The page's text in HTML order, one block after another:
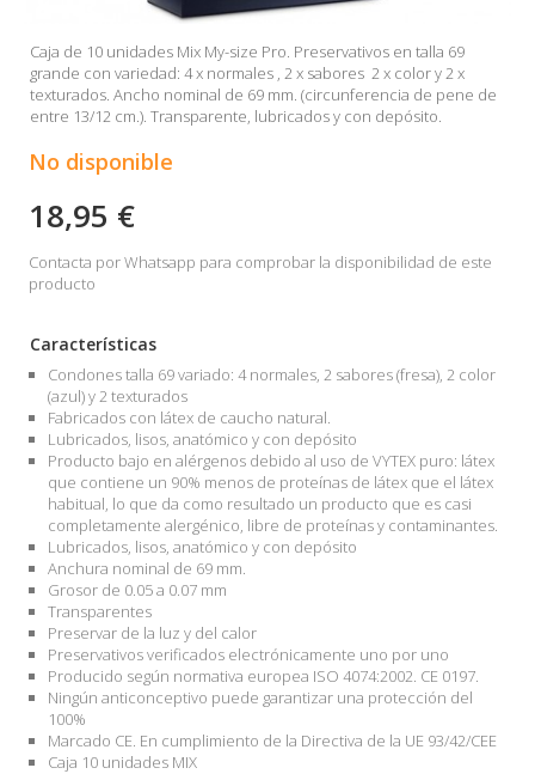
Caja de 10 unidades Mix My-size Pro. Preservativos en talla 69
grande con variedad: 4 x normales , 2 x sabores 2 x color y 2 x
texturados. Ancho nominal de 69 mm. (circunferencia de pene de
entre 13/12 cm.). Transparente, lubricados y con depósito.
No disponible
18,95 €
Contacta por Whatsapp para comprobar la disponibilidad de este
producto
Características
Condones talla 69 variado: 4 normales, 2 sabores (fresa), 2 color
(azul) y 2 texturados
Fabricados con látex de caucho natural.
Lubricados, lisos, anatómico y con depósito
Producto bajo en alérgenos debido al uso de VYTEX puro: látex
que contiene un 90% menos de proteínas de látex que el látex
habitual, lo que da como resultado un producto que es casi
completamente alergénico, libre de proteínas y contaminantes.
Lubricados, lisos, anatómico y con depósito
Anchura nominal de 69 mm.
Grosor de 0.05 a 0.07 mm
Transparentes
Preservar de la luz y del calor
Preservativos verificados electrónicamente uno por uno
Producido según normativa europea ISO 4074:2002. CE 0197.
Ningún anticonceptivo puede garantizar una protección del
100%
Marcado CE. En cumplimiento de la Directiva de la UE 93/42/CEE
Caja 10 unidades MIX